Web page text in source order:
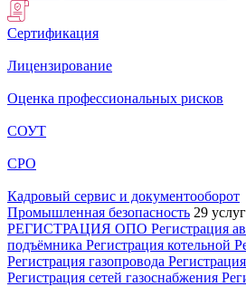
Сертификация
Лицензирование
Оценка профессиональных рисков
СОУТ
СРО
Кадровый сервис и документооборот
Промышленная безопасность 29 услуг
РЕГИСТРАЦИЯ ОПО Регистрация
подъёмника Регистрация котельной
Регистрация газопровода
Регистрация сетей газоснабжения